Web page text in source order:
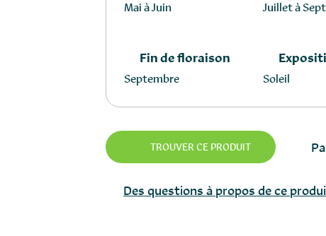
Mai à Juin Juillet à
Fin de floraison
Septembre Soleil
TROUVER CE PRODUIT
Des questions à propos de ce